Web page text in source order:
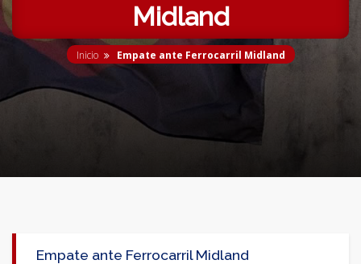
Midland
Inicio Empate ante Ferrocarril Midland
Empate ante Ferrocarril Midland